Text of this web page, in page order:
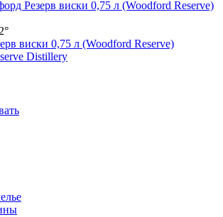
виски 0,75 л (Woodford Reserve)
Distillery